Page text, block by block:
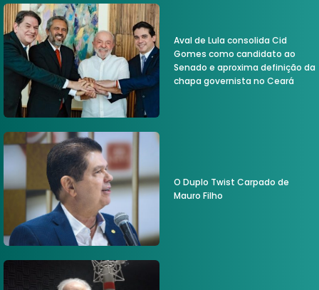
Aval de Lula consolida Cid
Gomes como candidato ao
Senado e aproxima definição da
chapa governista no Ceará
O Duplo Twist Carpado de
Mauro Filho